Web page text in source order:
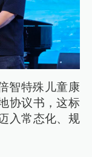
智特殊儿童康
协议书，这标
入常态化、规